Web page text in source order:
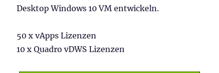
Desktop Windows 10 VM entwickeln.
50 x vApps Lizenzen
10 x Quadro vDWS Lizenzen